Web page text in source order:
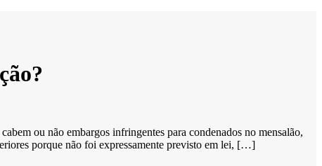
ou não embargos infringentes para condenados no mensalão,
porque não foi expressamente previsto em lei, […]